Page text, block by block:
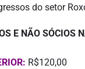
do setor
E NÃO SÓCIOS
R$120,00